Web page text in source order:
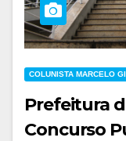
COLUNISTA MARCELO
Prefeitura
Concurso